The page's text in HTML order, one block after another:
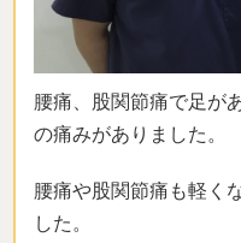
腰痛、股関節痛で足が
の痛みがありました。
腰痛や股関節痛も軽く
した。